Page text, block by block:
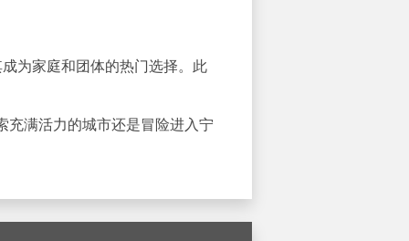
为家庭和团体的热门选择。此
充满活力的城市还是冒险进入宁